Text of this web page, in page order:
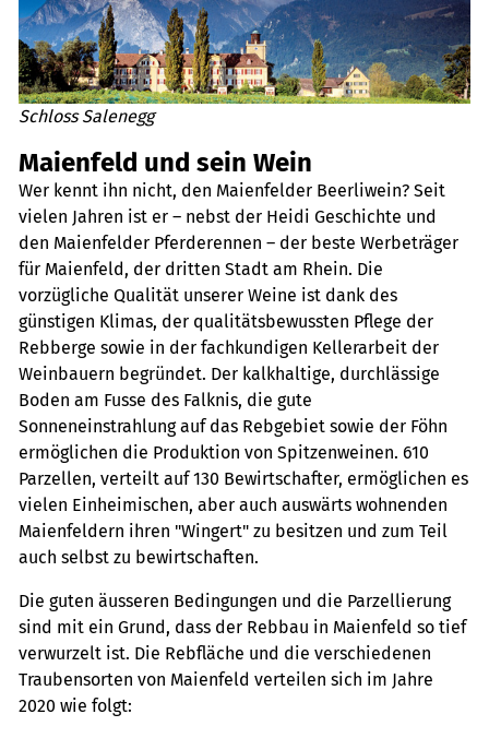
Schloss Salenegg
Maienfeld und sein Wein
Wer kennt ihn nicht, den Maienfelder Beerliwein? Seit
vielen Jahren ist er – nebst der Heidi Geschichte und
den Maienfelder Pferderennen – der beste Werbeträger
für Maienfeld, der dritten Stadt am Rhein. Die
vorzügliche Qualität unserer Weine ist dank des
günstigen Klimas, der qualitätsbewussten Pflege der
Rebberge sowie in der fachkundigen Kellerarbeit der
Weinbauern begründet. Der kalkhaltige, durchlässige
Boden am Fusse des Falknis, die gute
Sonneneinstrahlung auf das Rebgebiet sowie der Föhn
ermöglichen die Produktion von Spitzenweinen. 610
Parzellen, verteilt auf 130 Bewirtschafter, ermöglichen es
vielen Einheimischen, aber auch auswärts wohnenden
Maienfeldern ihren "Wingert" zu besitzen und zum Teil
auch selbst zu bewirtschaften.
Die guten äusseren Bedingungen und die Parzellierung
sind mit ein Grund, dass der Rebbau in Maienfeld so tief
verwurzelt ist. Die Rebfläche und die verschiedenen
Traubensorten von Maienfeld verteilen sich im Jahre
2020 wie folgt: